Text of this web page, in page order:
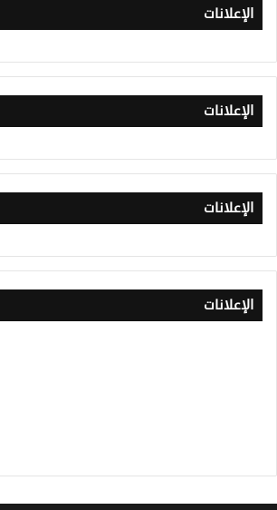
الإعلانات
الإعلانات
الإعلانات
الإعلانات